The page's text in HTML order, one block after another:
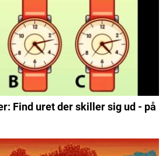
Find uret der skiller sig ud - på